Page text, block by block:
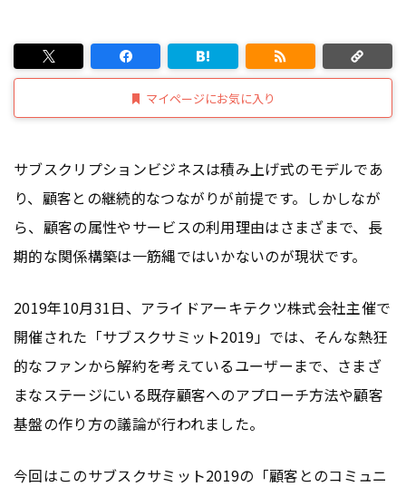
マイページにお気に入り
サブスクリプションビジネスは積み上げ式のモデルであ
り、顧客との継続的なつながりが前提です。しかしなが
ら、顧客の属性やサービスの利用理由はさまざまで、長
期的な関係構築は一筋縄ではいかないのが現状です。
2019年10月31日、アライドアーキテクツ株式会社主催で
開催された「サブスクサミット2019」では、そんな熱狂
的なファンから解約を考えているユーザーまで、さまざ
まなステージにいる既存顧客へのアプローチ方法や顧客
基盤の作り方の議論が行われました。
今回はこのサブスクサミット2019の「顧客とのコミュニ